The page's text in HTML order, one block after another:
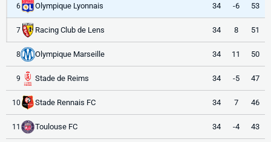
6 Olympique Lyonnais 34 -6 53
7 Racing Club de Lens 34 8 51
8 Olympique Marseille 34 11 50
9 Stade de Reims 34 -5 47
10 Stade Rennais FC 34 7 46
11 Toulouse FC 34 -4 43